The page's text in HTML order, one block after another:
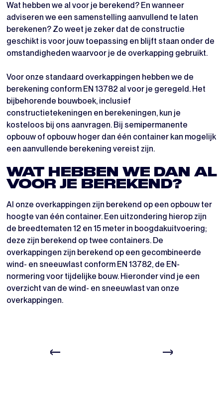
Wat hebben we al voor je berekend? En wanneer
adviseren we een samenstelling aanvullend te laten
berekenen? Zo weet je zeker dat de constructie
geschikt is voor jouw toepassing en blijft staan onder de
omstandigheden waarvoor je de overkapping gebruikt.
Voor onze standaard overkappingen hebben we de
berekening conform EN 13782 al voor je geregeld. Het
bijbehorende bouwboek, inclusief
constructietekeningen en berekeningen, kun je
kosteloos bij ons aanvragen. Bij semipermanente
opbouw of opbouw hoger dan één container kan mogelijk
een aanvullende berekening vereist zijn.
WAT HEBBEN WE DAN AL
VOOR JE BEREKEND?
Al onze overkappingen zijn berekend op een opbouw ter
hoogte van één container. Een uitzondering hierop zijn
de breedtematen 12 en 15 meter in boogdakuitvoering;
deze zijn berekend op twee containers. De
overkappingen zijn berekend op een gecombineerde
wind- en sneeuwlast conform EN 13782, de EN-
normering voor tijdelijke bouw. Hieronder vind je een
overzicht van de wind- en sneeuwlast van onze
overkappingen.